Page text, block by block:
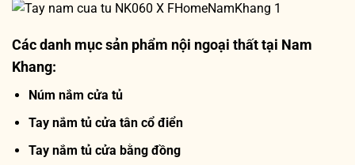
Các danh mục sản phẩm nội ngoại thất tại Nam
Khang:
Núm nắm cửa tủ
Tay nắm tủ cửa tân cổ điển
Tay nắm tủ cửa bằng đồng